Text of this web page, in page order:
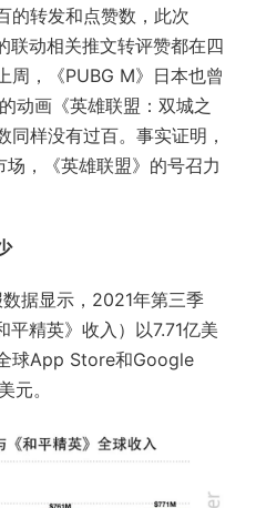
的转发和点赞数，此次
联动相关推文转评赞都在四
周，《PUBG M》日本也曾
动画《英雄联盟：双城之
样没有过百。事实证明，
场，《英雄联盟》的号召力
据显示，2021年第三季
平精英》收入）以7.71亿美
球App Store和Google
元。